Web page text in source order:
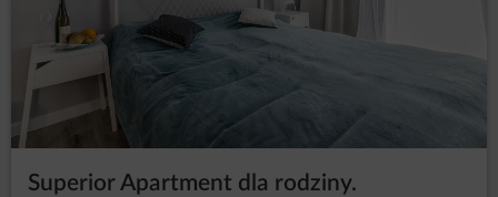
Superior Apartment dla rodziny.